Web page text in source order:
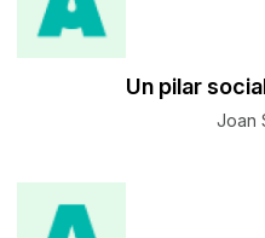
Un pilar
Joan